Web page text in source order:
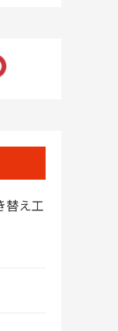
替え工